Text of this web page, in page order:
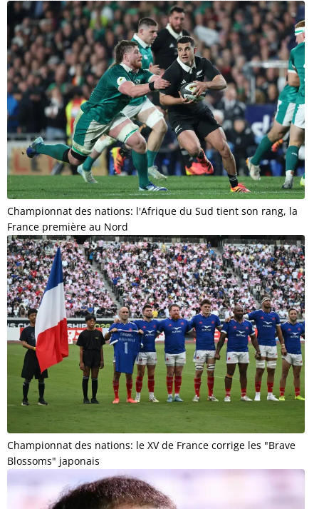
Championnat des nations: l'Afrique du Sud tient son rang, la
France première au Nord
Championnat des nations: le XV de France corrige les "Brave
Blossoms" japonais